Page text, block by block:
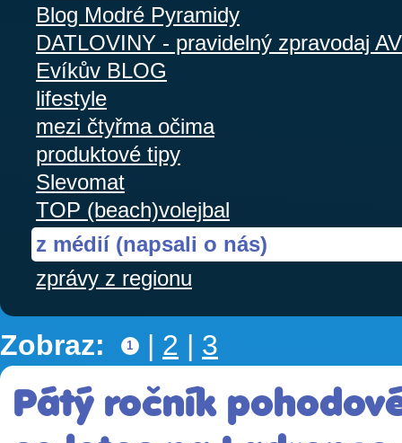
Blog Modré Pyramidy
DATLOVINY - pravidelný zpravodaj
Evíkův BLOG
lifestyle
mezi čtyřma očima
produktové tipy
Slevomat
TOP (beach)volejbal
z médií (napsali o nás)
zprávy z regionu
Zobraz: 1 | 2 | 3
Pátý ročník